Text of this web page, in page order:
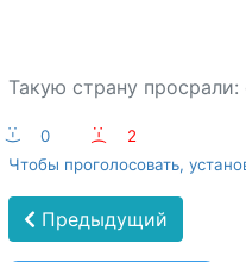
Такую страну
:-) 0 :-(
2
Чтобы проголосовать,
Предыдущий